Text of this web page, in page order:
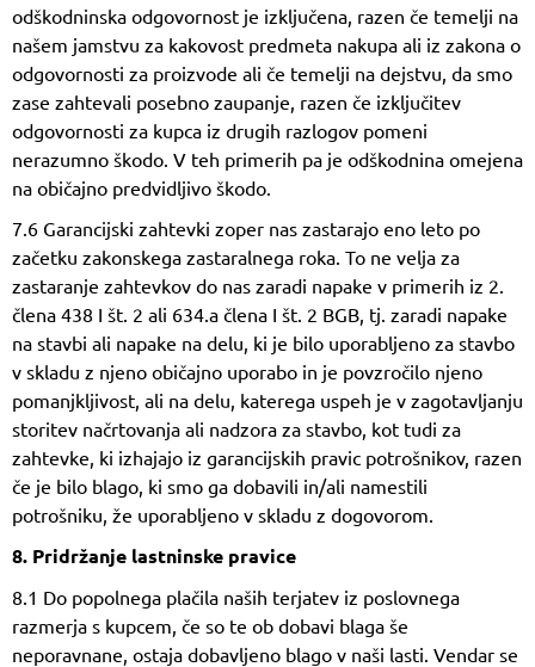
odškodninska odgovornost je izključena, razen če temelji na
našem jamstvu za kakovost predmeta nakupa ali iz zakona o
odgovornosti za proizvode ali če temelji na dejstvu, da smo
zase zahtevali posebno zaupanje, razen če izključitev
odgovornosti za kupca iz drugih razlogov pomeni
nerazumno škodo. V teh primerih pa je odškodnina omejena
na običajno predvidljivo škodo.
7.6 Garancijski zahtevki zoper nas zastarajo eno leto po
začetku zakonskega zastaralnega roka. To ne velja za
zastaranje zahtevkov do nas zaradi napake v primerih iz 2.
člena 438 I št. 2 ali 634.a člena I št. 2 BGB, tj. zaradi napake
na stavbi ali napake na delu, ki je bilo uporabljeno za stavbo
v skladu z njeno običajno uporabo in je povzročilo njeno
pomanjkljivost, ali na delu, katerega uspeh je v zagotavljanju
storitev načrtovanja ali nadzora za stavbo, kot tudi za
zahtevke, ki izhajajo iz garancijskih pravic potrošnikov, razen
če je bilo blago, ki smo ga dobavili in/ali namestili
potrošniku, že uporabljeno v skladu z dogovorom.
8. Pridržanje lastninske pravice
8.1 Do popolnega plačila naših terjatev iz poslovnega
razmerja s kupcem, če so te ob dobavi blaga še
neporavnane, ostaja dobavljeno blago v naši lasti. Vendar se